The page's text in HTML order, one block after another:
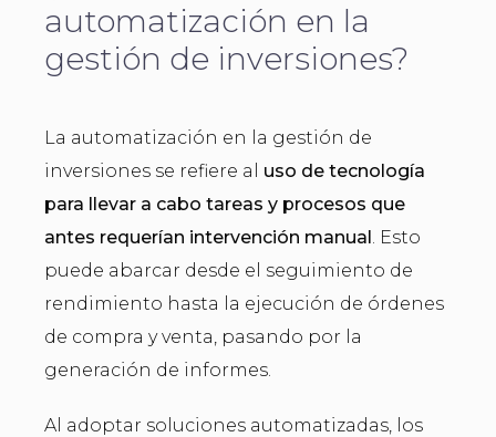
automatización en la
gestión de inversiones?
La automatización en la gestión de
inversiones se refiere al uso de tecnología
para llevar a cabo tareas y procesos que
antes requerían intervención manual. Esto
puede abarcar desde el seguimiento de
rendimiento hasta la ejecución de órdenes
de compra y venta, pasando por la
generación de informes.
Al adoptar soluciones automatizadas, los